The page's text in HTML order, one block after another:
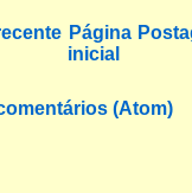
Página
inicial
(Atom)